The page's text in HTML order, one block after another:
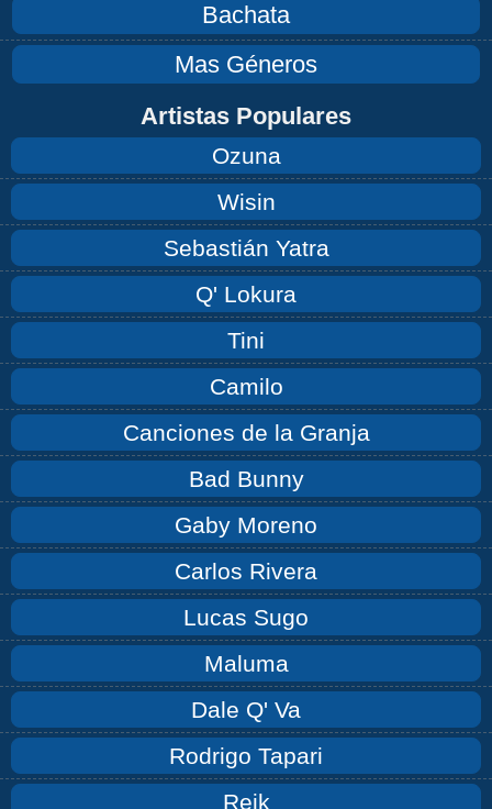
Bachata
Mas Géneros
Artistas Populares
Ozuna
Wisin
Sebastián Yatra
Q' Lokura
Tini
Camilo
Canciones de la Granja
Bad Bunny
Gaby Moreno
Carlos Rivera
Lucas Sugo
Maluma
Dale Q' Va
Rodrigo Tapari
Reik